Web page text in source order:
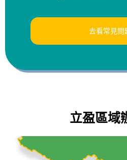
去看常見問
立盈區域